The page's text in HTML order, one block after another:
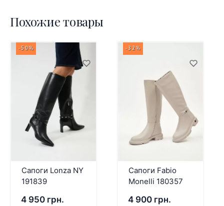
Похожие товары
-50%
Сапоги Lonza NY
191839
4 950 грн.
-32%
Сапоги Fabio
Monelli 180357
4 900 грн.